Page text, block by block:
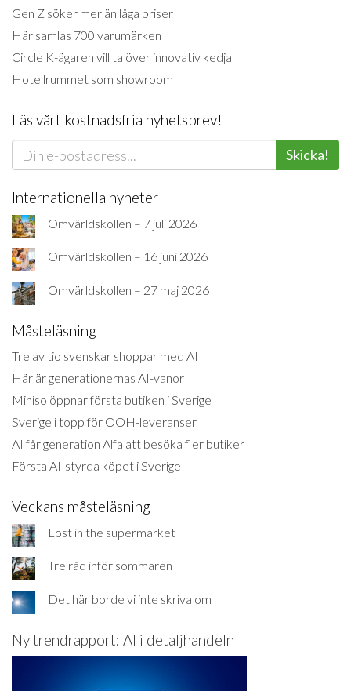
Gen Z söker mer än låga priser
Här samlas 700 varumärken
Circle K-ägaren vill ta över innovativ kedja
Hotellrummet som showroom
Läs vårt kostnadsfria nyhetsbrev!
Skicka!
Internationella nyheter
Omvärldskollen – 7 juli 2026
Omvärldskollen – 16 juni 2026
Omvärldskollen – 27 maj 2026
Måsteläsning
Tre av tio svenskar shoppar med AI
Här är generationernas AI-vanor
Miniso öppnar första butiken i Sverige
Sverige i topp för OOH-leveranser
AI får generation Alfa att besöka fler butiker
Första AI-styrda köpet i Sverige
Veckans måsteläsning
Lost in the supermarket
Tre råd inför sommaren
Det här borde vi inte skriva om
Ny trendrapport: AI i detaljhandeln